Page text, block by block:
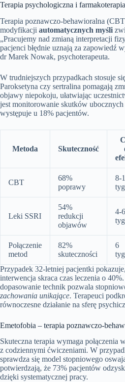
Terapia psychologiczna i farmakoterapia
Terapia poznawczo-behawioralna
modyfikacji automatycznych myśli
„Pracujemy nad zmianą interpretacji
pacjenci błędnie uznają za zapowiedź
dr Marek Nowak, psychoterapeuta.
W trudniejszych przypadkach stosuje
Paroksetyna czy sertralina pomagają
objawy niepokoju, ułatwiając
jest monitorowanie skutków ubocznych
występuje u 18% pacjentów.
Metoda Skuteczność
CBT
68%
poprawy
8-
Leki SSRI
54%
redukcji
objawów
4-6
Połączenie
metod
82%
skuteczności
6
Przypadek 32-letniej pacjentki
interwencja skraca czas leczenia o
dopasowanie technik pozwala
zachowania unikające. Terapeuci
równoczesne działanie na sferę
Emetofobia – terapia poznawczo-
Skuteczna terapia wymaga połączenia
z codziennymi ćwiczeniami. W
sprawdza się model stopniowego
potwierdzają, że 73% pacjentów
dzięki systematycznej pracy.